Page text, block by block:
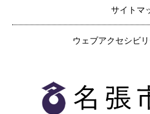
サイトマ
ウェブアクセシビ